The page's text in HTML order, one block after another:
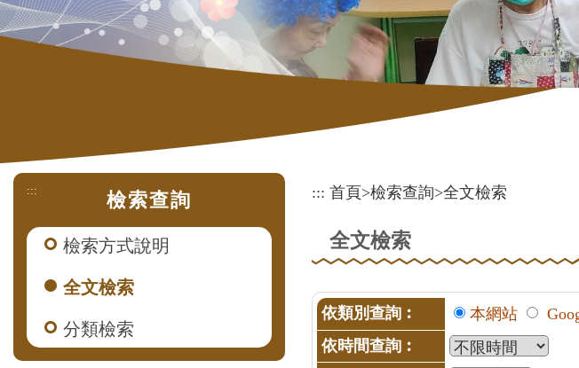
::: 檢索查詢
檢索方式說明
全文檢索
分類檢索
::: 首頁>檢索查詢>全文檢索
全文檢索
依類別查詢︰ 本網站
依時間查詢︰